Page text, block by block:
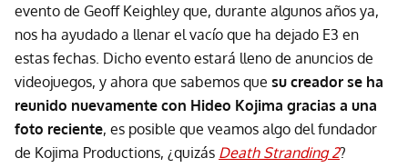
evento de Geoff Keighley que, durante algunos años ya,
nos ha ayudado a llenar el vacío que ha dejado E3 en
estas fechas. Dicho evento estará lleno de anuncios de
videojuegos, y ahora que sabemos que su creador se ha
reunido nuevamente con Hideo Kojima gracias a una
foto reciente, es posible que veamos algo del fundador
de Kojima Productions, ¿quizás Death Stranding 2?